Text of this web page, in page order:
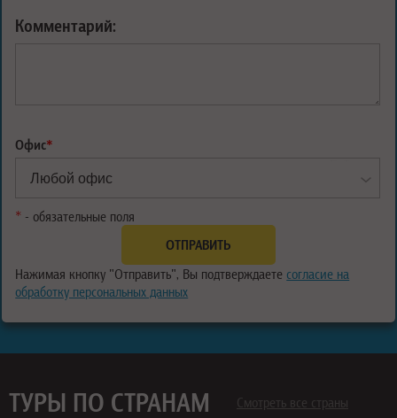
Комментарий:
Офис*
* - обязательные поля
Нажимая кнопку "Отправить", Вы подтверждаете согласие на
обработку персональных данных
ТУРЫ ПО СТРАНАМ Смотреть все страны